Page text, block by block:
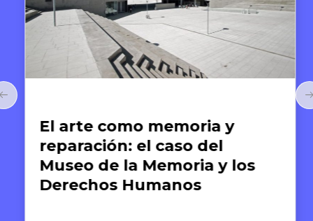
El arte como memoria y
reparación: el caso del
Museo de la Memoria y los
Derechos Humanos